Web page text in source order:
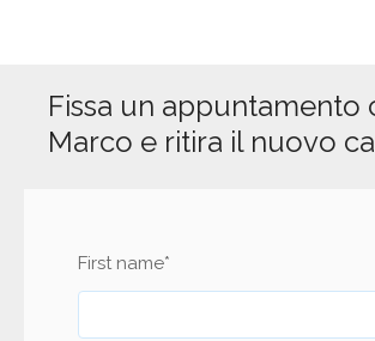
Fissa un appuntamento
Marco e ritira il nuovo
First name*